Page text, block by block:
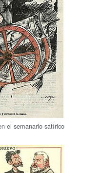
el semanario satírico